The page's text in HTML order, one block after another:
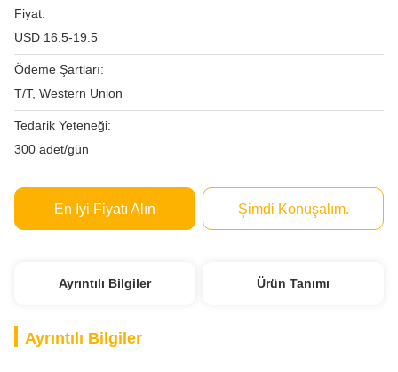
Fiyat:
USD 16.5-19.5
Ödeme Şartları:
T/T, Western Union
Tedarik Yeteneği:
300 adet/gün
En İyi Fiyatı Alın Şimdi Konuşalım.
Ayrıntılı Bilgiler Ürün Tanımı
Ayrıntılı Bilgiler